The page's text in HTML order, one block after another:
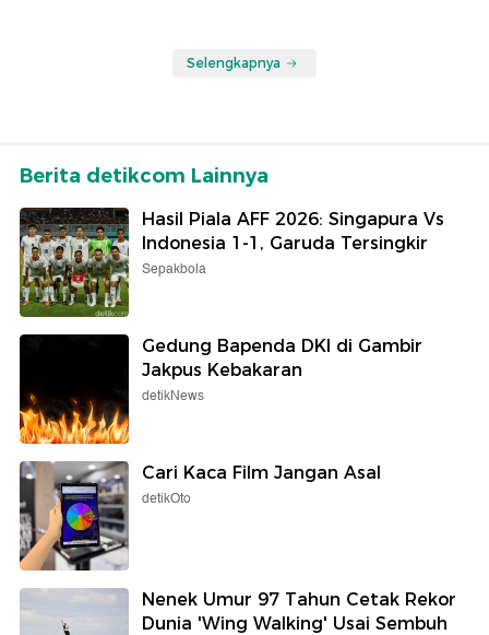
Selengkapnya
Berita detikcom Lainnya
Hasil Piala AFF 2026: Singapura Vs
Indonesia 1-1, Garuda Tersingkir
Sepakbola
Gedung Bapenda DKI di Gambir
Jakpus Kebakaran
detikNews
Cari Kaca Film Jangan Asal
detikOto
Nenek Umur 97 Tahun Cetak Rekor
Dunia 'Wing Walking' Usai Sembuh